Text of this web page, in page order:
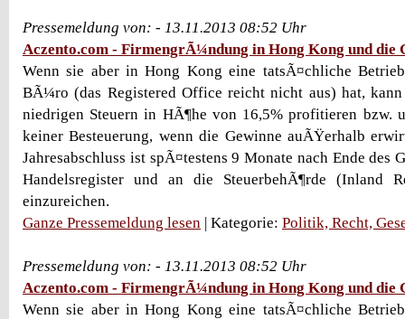
Pressemeldung von: - 13.11.2013 08:52 Uhr
Aczento.com - FirmengrÃ¼ndung in Hong Kong und die
Wenn sie aber in Hong Kong eine tatsÃ¤chliche
BÃ¼ro (das Registered Office reicht nicht aus) hat,
niedrigen Steuern in HÃ¶he von 16,5% profitieren bzw.
keiner Besteuerung, wenn die Gewinne auÃŸerhalb
Jahresabschluss ist spÃ¤testens 9 Monate nach Ende des
Handelsregister und an die SteuerbehÃ¶rde (Inland
einzureichen.
Ganze Pressemeldung lesen | Kategorie: Politik, Recht,
Pressemeldung von: - 13.11.2013 08:52 Uhr
Aczento.com - FirmengrÃ¼ndung in Hong Kong und die
Wenn sie aber in Hong Kong eine tatsÃ¤chliche